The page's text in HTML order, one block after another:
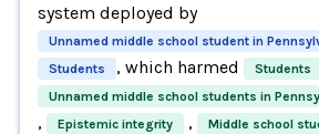
system deployed by
Unnamed middle school student in
Students , which harmed Students
Unnamed middle school students in
, Epistemic integrity , Middle school